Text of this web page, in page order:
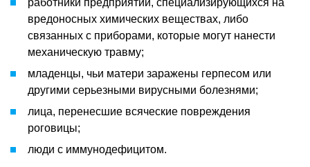
вредоносных химических веществах, либо
связанных с приборами, которые могут нанести
механическую травму;
младенцы, чьи матери заражены герпесом или
другими серьезными вирусными болезнями;
лица, перенесшие всяческие повреждения
роговицы;
люди с иммунодефицитом.